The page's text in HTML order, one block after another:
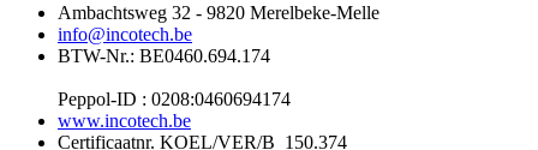
Ambachtsweg 32 - 9820 Merelbeke-Melle
info@incotech.be
BTW-Nr.: BE0460.694.174
Peppol-ID : 0208:0460694174
www.incotech.be
Certificaatnr. KOEL/VER/B_150.374